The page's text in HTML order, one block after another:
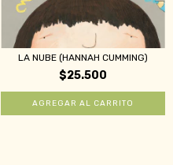
LA NUBE (HANNAH CUMMING)
$25.500